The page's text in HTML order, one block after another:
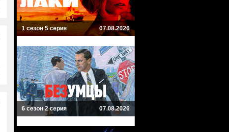
1 сезон 5 серия 07.08.2026
6 сезон 2 серия 07.08.2026